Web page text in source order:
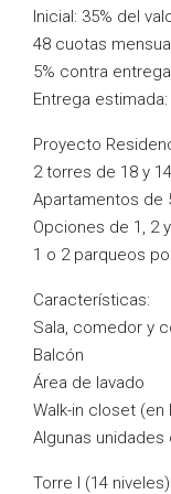
Inicial: 35% del
48 cuotas
5% contra entrega
Entrega
Proyecto
2 torres de 18 y
Apartamentos de
Opciones de 1, 2
1 o 2 parqueos
Características:
Sala, comedor y
Balcón
Área de lavado
Walk-in closet (en
Algunas
Torre I (14